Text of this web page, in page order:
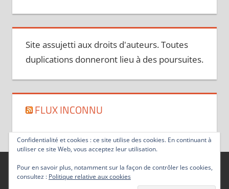
Site assujetti aux droits d'auteurs. Toutes
duplications donneront lieu à des poursuites.
FLUX INCONNU
Confidentialité et cookies : ce site utilise des cookies. En continuant à
utiliser ce site Web, vous acceptez leur utilisation.
Pour en savoir plus, notamment sur la façon de contrôler les cookies,
consultez : Politique relative aux cookies